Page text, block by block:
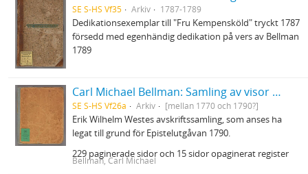
SE S-HS Vf35 Arkiv 1787-1789
Dedikationsexemplar till "Fru Kempensköld" tryckt 1787
försedd med egenhändig dedikation på vers av Bellman
1789
Carl Michael Bellman: Samling av visor och mindre poemer
SE S-HS Vf26a Arkiv [mellan 1770 och 1790?]
Erik Wilhelm Westes avskriftssamling, som anses ha
legat till grund för Epistelutgåvan 1790.
229 paginerade sidor och 15 sidor opaginerat register
Bellman, Carl Michael